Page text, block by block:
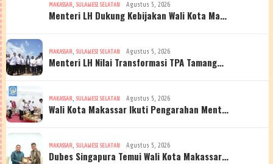
MAKASSAR, SULAWESI SELATAN Agustus 5, 2026
Menteri LH Dukung Kebijakan Wali Kota Ma…
MAKASSAR, SULAWESI SELATAN Agustus 5, 2026
Menteri LH Nilai Transformasi TPA Tamang…
MAKASSAR, SULAWESI SELATAN Agustus 5, 2026
Wali Kota Makassar Ikuti Pengarahan Ment…
MAKASSAR, SULAWESI SELATAN Agustus 5, 2026
Dubes Singapura Temui Wali Kota Makassar…